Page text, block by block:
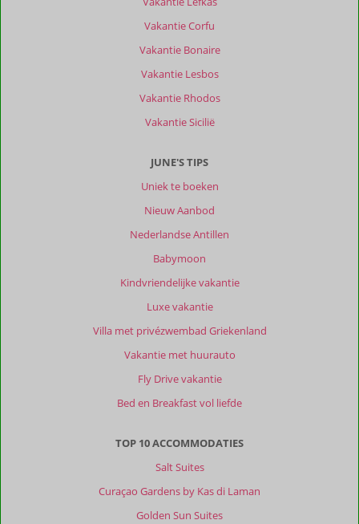
Vakantie Corfu
Vakantie Bonaire
Vakantie Lesbos
Vakantie Rhodos
Vakantie Sicilië
JUNE'S TIPS
Uniek te boeken
Nieuw Aanbod
Nederlandse Antillen
Babymoon
Kindvriendelijke vakantie
Luxe vakantie
Villa met privézwembad Griekenland
Vakantie met huurauto
Fly Drive vakantie
Bed en Breakfast vol liefde
TOP 10 ACCOMMODATIES
Salt Suites
Curaçao Gardens by Kas di Laman
Golden Sun Suites